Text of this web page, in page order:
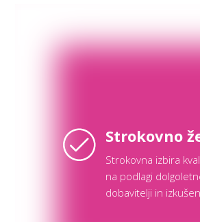
Strokovno
Strokovna izbira
na podlagi
dobavitelji in